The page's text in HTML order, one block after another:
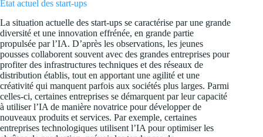
État actuel des start-ups
La situation actuelle des start-ups se caractérise par une grande
diversité et une innovation effrénée, en grande partie
propulsée par l’IA. D’après les observations, les jeunes
pousses collaborent souvent avec des grandes entreprises pour
profiter des infrastructures techniques et des réseaux de
distribution établis, tout en apportant une agilité et une
créativité qui manquent parfois aux sociétés plus larges. Parmi
celles-ci, certaines entreprises se démarquent par leur capacité
à utiliser l’IA de manière novatrice pour développer de
nouveaux produits et services. Par exemple, certaines
entreprises technologiques utilisent l’IA pour optimiser les